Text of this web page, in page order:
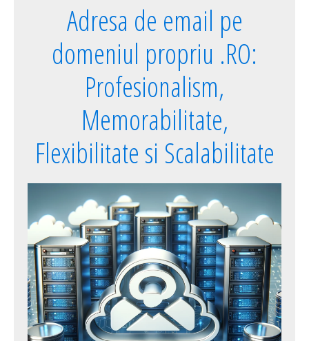
Adresa de email pe
domeniul propriu .RO:
Profesionalism,
Memorabilitate,
Flexibilitate si Scalabilitate